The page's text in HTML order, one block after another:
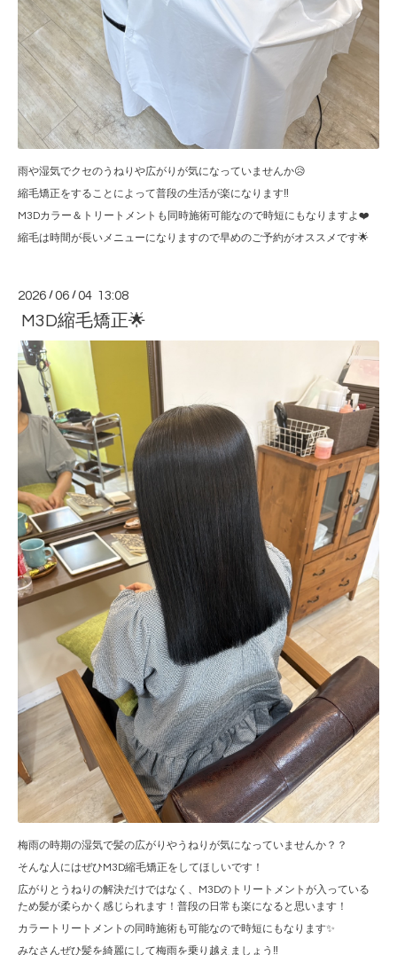
雨や湿気でクセのうねりや広がりが気になっていませんか😥
縮毛矯正をすることによって普段の生活が楽になります‼️
M3Dカラー＆トリートメントも同時施術可能なので時短にもなりますよ❤️
縮毛は時間が長いメニューになりますので早めのご予約がオススメです🌟
2026 /06 /04 13:08
M3D縮毛矯正🌟
梅雨の時期の湿気で髪の広がりやうねりが気になっていませんか？？
そんな人にはぜひM3D縮毛矯正をしてほしいです！
広がりとうねりの解決だけではなく、M3Dのトリートメントが入っている
ため髪が柔らかく感じられます！普段の日常も楽になると思います！
カラートリートメントの同時施術も可能なので時短にもなります✨
みなさんぜひ髪を綺麗にして梅雨を乗り越えましょう‼️